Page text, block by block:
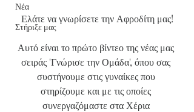
Νέα
Στήριξε μας
Ελάτε να γνωρίσετε την Αφροδίτη μας!
Αυτό είναι το πρώτο βίντεο της νέας μας
σειράς 'Γνώρισε την Ομάδα', όπου σας
συστήνουμε στις γυναίκες που
στηρίζουμε και με τις οποίες
συνεργαζόμαστε στα Χέρια